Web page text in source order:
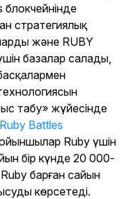
блокчейнінде
стратегиялық
және RUBY
базалар салады,
табу» жүйесінде
Ruby Battles
Ruby үшін
бір күнде 20 000-
барған сайын
көрсетеді.